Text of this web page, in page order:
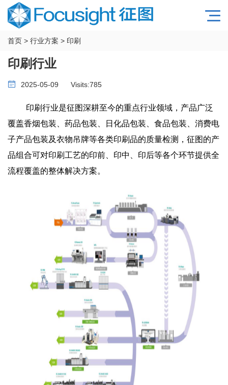
首页 > 行业方案 > 印刷
印刷行业
2025-05-09 Visits:785
印刷行业是征图深耕至今的重点行业领域，产品广泛
覆盖香烟包装、药品包装、日化品包装、食品包装、消费电
子产品包装及衣物吊牌等各类印刷品的质量检测，征图的产
品组合可对印刷工艺的印前、印中、印后等各个环节提供全
流程覆盖的整体解决方案。